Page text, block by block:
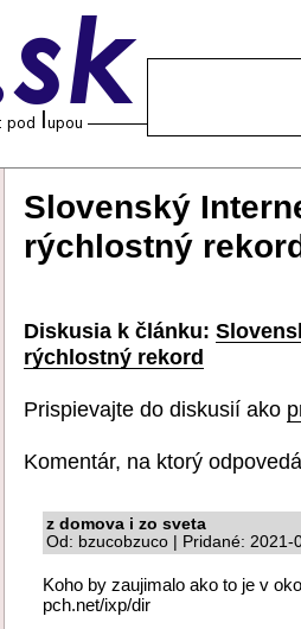
Slovenský
rýchlostný
Diskusia k článku:
rýchlostný rekord
Prispievajte do diskusií ako
Komentár, na ktorý
z domova i zo sveta
Od: bzucobzuco | Pridané: 2021-
Koho by zaujimalo ako to je v
pch.net/ixp/dir